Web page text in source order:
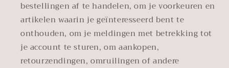
bestellingen af te handelen, om je voorkeuren en
artikelen waarin je geïnteresseerd bent te
onthouden, om je meldingen met betrekking tot
je account te sturen, om aankopen,
retourzendingen, omruilingen of andere